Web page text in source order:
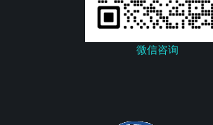
微信咨询